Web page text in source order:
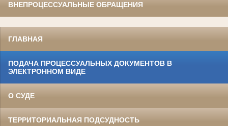
ВНЕПРОЦЕССУАЛЬНЫЕ ОБРАЩЕНИЯ
ГЛАВНАЯ
ПОДАЧА ПРОЦЕССУАЛЬНЫХ ДОКУМЕНТОВ В
ЭЛЕКТРОННОМ ВИДЕ
О СУДЕ
ТЕРРИТОРИАЛЬНАЯ ПОДСУДНОСТЬ